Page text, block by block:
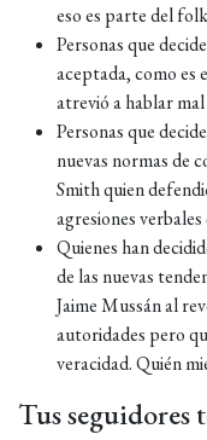
eso es parte del
Personas que
aceptada, como es
atrevió a hablar
Personas que
nuevas normas de
Smith quien
agresiones
Quienes han
de las nuevas
Jaime Mussán al
autoridades pero
veracidad. Quién
Tus seguidores